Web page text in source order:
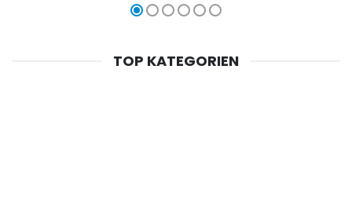
TOP KATEGORIEN